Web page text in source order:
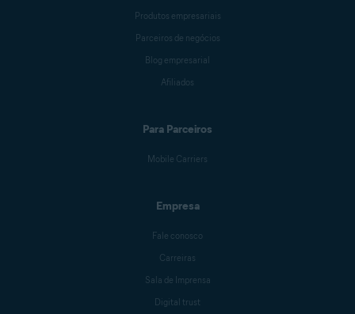
Produtos empresariais
Parceiros de negócios
Blog empresarial
Afiliados
Para Parceiros
Mobile Carriers
Empresa
Fale conosco
Carreiras
Sala de Imprensa
Digital trust